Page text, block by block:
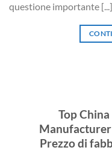
questione importante [...]
Top
Prezzo di